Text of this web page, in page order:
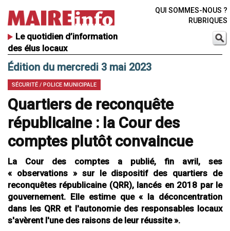
Le quotidien d’information
des élus locaux
QUI SOMMES-NOUS ?
RUBRIQUES
Édition du mercredi 3 mai 2023
SÉCURITÉ / POLICE MUNICIPALE
Quartiers de reconquête
républicaine : la Cour des
comptes plutôt convaincue
La Cour des comptes a publié, fin avril, ses
« observations » sur le dispositif des quartiers de
reconquêtes républicaine (QRR), lancés en 2018 par le
gouvernement. Elle estime que « la déconcentration
dans les QRR et l'autonomie des responsables locaux
s'avèrent l'une des raisons de leur réussite ».